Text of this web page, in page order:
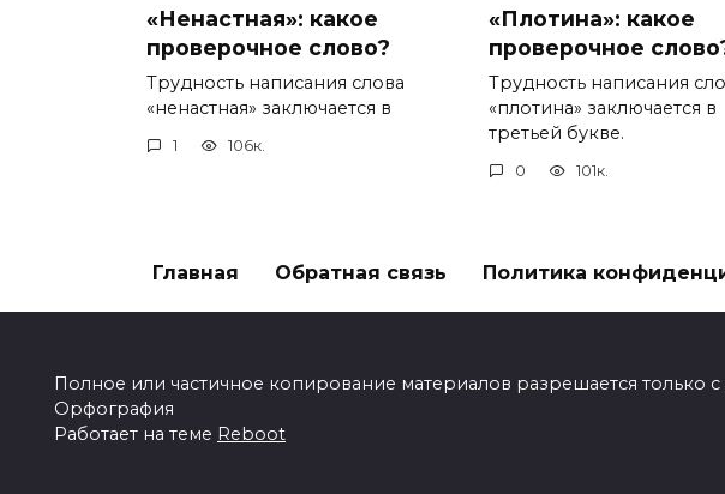
«Ненастная»: какое
проверочное слово?
Трудность написания слова
«ненастная» заключается в
1 106к.
«Плотина»: какое
проверочное
Трудность написания
«плотина» заключается в
третьей букве.
0 101к.
Главная Обратная связь Политика
Полное или частичное копирование материалов разрешается только
Орфография
Работает на теме Reboot